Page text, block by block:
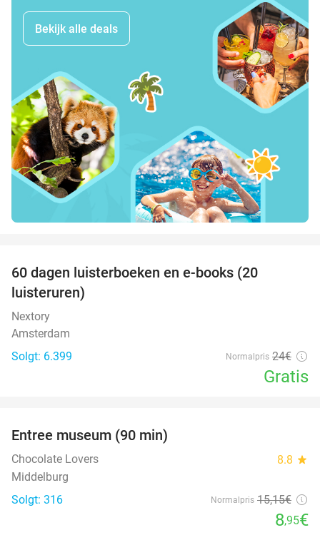
Bekijk alle deals
60 dagen luisterboeken en e-books (20
luisteruren)
Nextory
Amsterdam
Solgt: 6.399
Normalpris 24€
Gratis
Entree museum (90 min)
Chocolate Lovers 8.8 star
Middelburg
Solgt: 316
Normalpris 15,15€
8,95€